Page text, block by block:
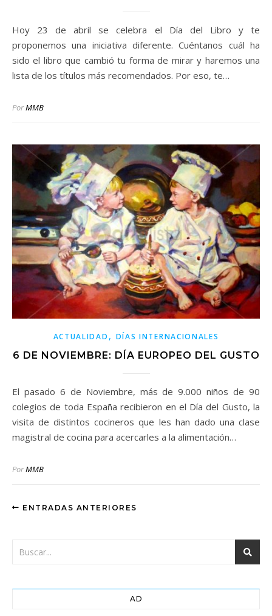
Hoy 23 de abril se celebra el Día del Libro y te
proponemos una iniciativa diferente. Cuéntanos cuál ha
sido el libro que cambió tu forma de mirar y haremos una
lista de los títulos más recomendados. Por eso, te…
PorMMB
ACTUALIDAD , DÍAS INTERNACIONALES
6 DE NOVIEMBRE: DÍA EUROPEO DEL GUSTO
El pasado 6 de Noviembre, más de 9.000 niños de 90
colegios de toda España recibieron en el Día del Gusto, la
visita de distintos cocineros que les han dado una clase
magistral de cocina para acercarles a la alimentación…
PorMMB
ENTRADAS ANTERIORES
AD